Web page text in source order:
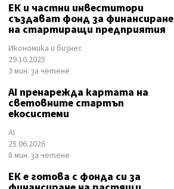
ЕК и частни инвеститори
създават фонд за финансиране
на стартиращи предприятия
Икономика и бизнес
29.10.2025
3 мин. за четене
AI пренарежда картата на
световните стартъп
екосистеми
AI
25.06.2026
8 мин. за четене
ЕК е готова с фонда си за